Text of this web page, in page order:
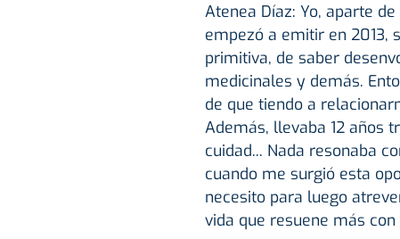
Atenea Díaz: Yo, aparte
empezó a emitir en 2013,
primitiva, de saber
medicinales y demás.
de que tiendo a
Además, llevaba 12 años
cuidad... Nada resonaba
cuando me surgió esta
necesito para luego
vida que resuene más con